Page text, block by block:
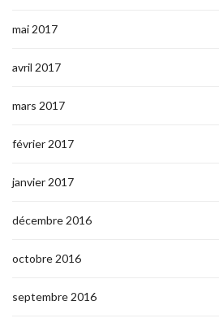
mai 2017
avril 2017
mars 2017
février 2017
janvier 2017
décembre 2016
octobre 2016
septembre 2016